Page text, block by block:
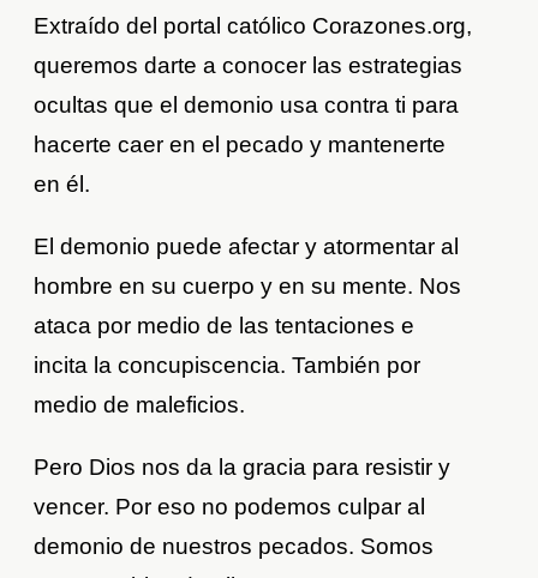
Extraído del portal católico Corazones.org,
queremos darte a conocer las estrategias
ocultas que el demonio usa contra ti para
hacerte caer en el pecado y mantenerte
en él.
El demonio puede afectar y atormentar al
hombre en su cuerpo y en su mente. Nos
ataca por medio de las tentaciones e
incita la concupiscencia. También por
medio de maleficios.
Pero Dios nos da la gracia para resistir y
vencer. Por eso no podemos culpar al
demonio de nuestros pecados. Somos